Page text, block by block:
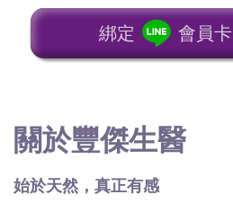
綁定 會員卡
關於豐傑生醫
始於天然，真正有感